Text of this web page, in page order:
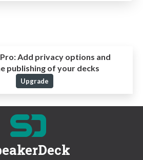
Add privacy options and
publishing of your decks
Upgrade